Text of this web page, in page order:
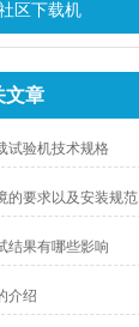
区下载机
文章
试验机技术规格
的要求以及安装规范
结果有哪些影响
介绍